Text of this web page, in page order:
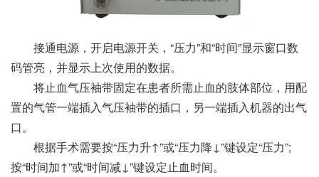
接通电源，开启电源开关，“压力”和“时间”显示窗口数
码管亮，并显示上次使用的数据。
将止血气压袖带固定在患者所需止血的肢体部位，用配
置的气管一端插入气压袖带的插口，另一端插入机器的出气
口。
根据手术需要按“压力升↑”或“压力降↓”键设定“压力”;
按“时间加↑”或“时间减↓”键设定止血时间。